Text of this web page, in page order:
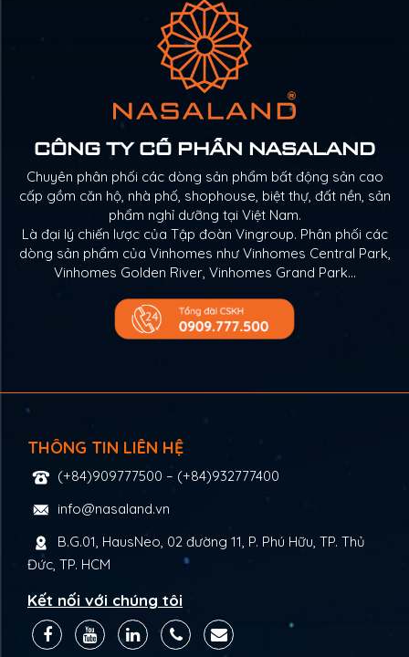
CÔNG TY CỔ PHẦN NASALAND
Chuyên phân phối các dòng sản phẩm bất động sản cao
cấp gồm căn hộ, nhà phố, shophouse, biệt thự, đất nền, sản
phẩm nghỉ dưỡng tại Việt Nam.
Là đại lý chiến lược của Tập đoàn Vingroup. Phân phối các
dòng sản phẩm của Vinhomes như Vinhomes Central Park,
Vinhomes Golden River, Vinhomes Grand Park…
THÔNG TIN LIÊN HỆ
(+84)909777500 – (+84)932777400
info@nasaland.vn
B.G.01, HausNeo, 02 đường 11, P. Phú Hữu, TP. Thủ
Đức, TP. HCM
Kết nối với chúng tôi